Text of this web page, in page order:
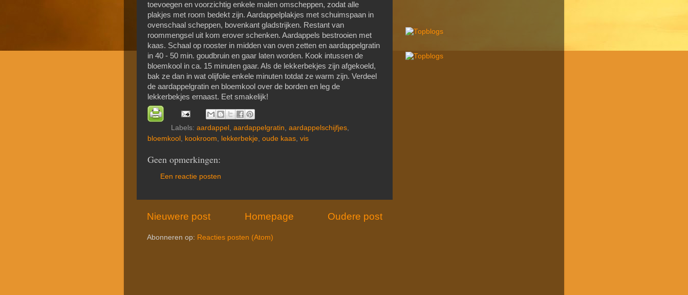
toevoegen en voorzichtig enkele malen omscheppen, zodat alle
plakjes met room bedekt zijn. Aardappelplakjes met schuimspaan in
ovenschaal scheppen, bovenkant gladstrijken. Restant van
roommengsel uit kom erover schenken. Aardappels bestrooien met
kaas. Schaal op rooster in midden van oven zetten en aardappelgratin
in 40 - 50 min. goudbruin en gaar laten worden. Kook intussen de
bloemkool in ca. 15 minuten gaar. Als de lekkerbekjes zijn afgekoeld,
bak ze dan in wat olijfolie enkele minuten totdat ze warm zijn. Verdeel
de aardappelgratin en bloemkool over de borden en leg de
lekkerbekjes ernaast. Eet smakelijk!
Labels: aardappel, aardappelgratin aardappelschijfjes,
bloemkool kookroom lekkerbekje oude kaas vis
Geen opmerkingen:
Een reactie posten
Nieuwere post Oudere post
Homepage
Abonneren op: Reacties posten (Atom)